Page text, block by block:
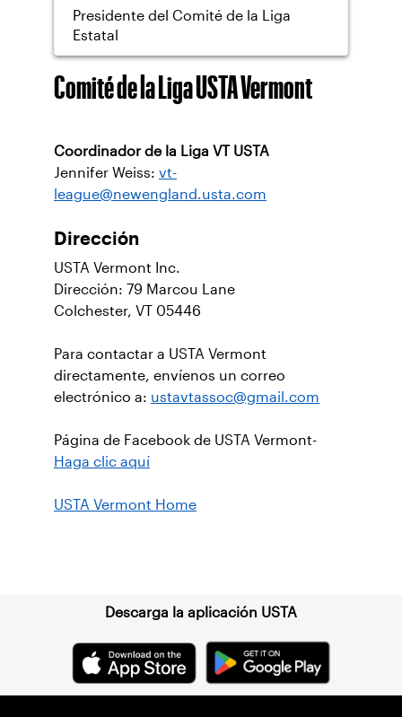
Presidente del Comité de la Liga
Estatal
Comité de la Liga USTA Vermont
Coordinador de la Liga VT USTA
Jennifer Weiss: vt-
league@newengland.usta.com
Dirección
USTA Vermont Inc.
Dirección: 79 Marcou Lane
Colchester, VT 05446
Para contactar a USTA Vermont
directamente, envíenos un correo
electrónico a: ustavtassoc@gmail.com
Página de Facebook de USTA Vermont-
Haga clic aquí
USTA Vermont Home
Descarga la aplicación USTA